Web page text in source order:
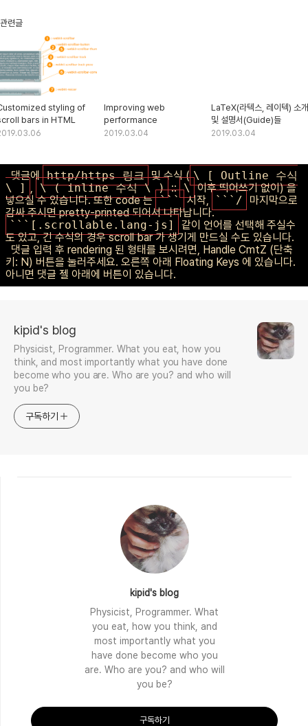
관련글
styling of
bars in HTML
Improving web
performance
2019.03.04
LaTeX(라텍스, 레이텍) 소개
및 설명서(Guide)들
2019.03.04
댓글에 http/https 링크 및 수식 ( \ [ Outline 수식
\ ]
\ ( inline 수식 \ ) :: \ 이후 띄어쓰기 없이) 을
넣으실 수 있습니다. 또한 code 는 ``` 시작, ```/
마지막으로
감싸 주시면 pretty-printed 되어서 나타납니다.
```[.scrollable.lang-js]
같이 언어를 선택해 주실수
도 있고, 긴 수식의 경우 scroll bar 가 생기게 만드실 수도 있습니다.
댓글 입력 후 rendering 된 형태를 보시려면, Handle CmtZ (단축
키: N) 버튼을 눌러주세요. 오른쪽 아래 Floating Keys 에 있습니다.
아니면 댓글 젤 아래에 버튼이 있습니다.
kipid's blog
Physicist, Programmer. What you eat, how you
think, and most importantly what you have done
become who you are. Who are you? and who will
you be?
구독하기
kipid's blog
Physicist, Programmer. What
you eat, how you think, and
most importantly what you
have done become who you
are. Who are you? and who will
you be?
구독하기